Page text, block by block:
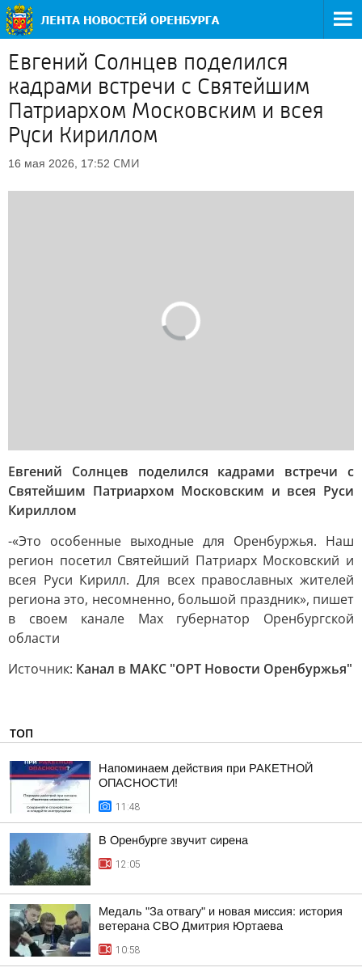
Евгений Солнцев поделился
кадрами встречи с Святейшим
Патриархом Московским и всея
Руси Кириллом
16 мая 2026, 17:52 СМИ
Евгений Солнцев поделился кадрами встречи с
Святейшим Патриархом Московским и всея Руси
Кириллом
-«Это особенные выходные для Оренбуржья. Наш
регион посетил Святейший Патриарх Московский и
всея Руси Кирилл. Для всех православных жителей
региона это, несомненно, большой праздник», пишет
в своем канале Max губернатор Оренбургской
области
Источник: Канал в МАКС "ОРТ Новости Оренбуржья"
ТОП
Напоминаем действия при РАКЕТНОЙ
ОПАСНОСТИ!
11:48
В Оренбурге звучит сирена
12:05
Медаль "За отвагу" и новая миссия: история
ветерана СВО Дмитрия Юртаева
10:58